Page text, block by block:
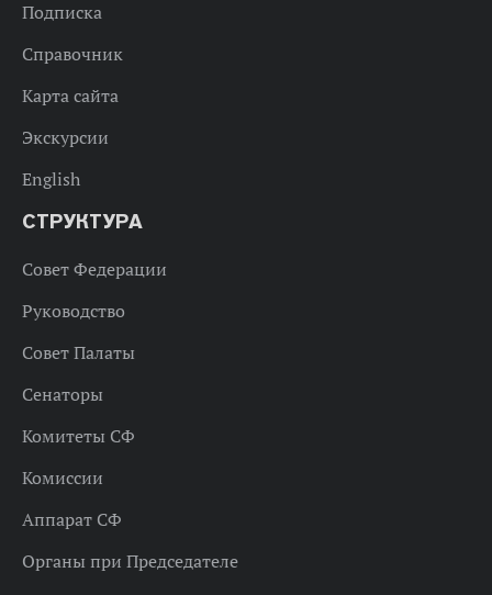
Подписка
Справочник
Карта сайта
Экскурсии
English
СТРУКТУРА
Совет Федерации
Руководство
Совет Палаты
Сенаторы
Комитеты СФ
Комиссии
Аппарат СФ
Органы при Председателе